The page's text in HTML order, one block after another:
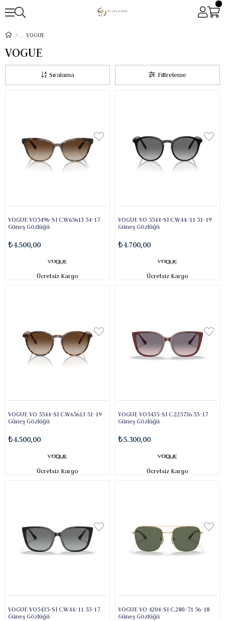
VOGUE
VOGUE
Filtreleme
Sıralama
VOGUE VO5496-SI C.W65613 54-17
Güneş Gözlüğü
₺4.500,00
Ücretsiz Kargo
VOGUE VO 5544-SI C.W44/11 51-19
Güneş Gözlüğü
₺4.700,00
Ücretsiz Kargo
VOGUE VO 5544-SI C.W65613 51-19
Güneş Gözlüğü
₺4.500,00
Ücretsiz Kargo
VOGUE VO5435-SI C.225736 55-17
Güneş Gözlüğü
₺5.300,00
Ücretsiz Kargo
VOGUE VO5435-SI C.W44/11 55-17
Güneş Gözlüğü
VOGUE VO 4204-SI C.280/71 56-18
Güneş Gözlüğü